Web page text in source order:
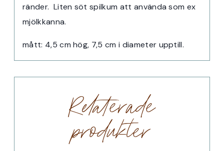
ränder. Liten söt spilkum att använda som ex
mjölkkanna.
mått: 4,5 cm hög, 7,5 cm i diameter upptill.
Relaterade
produkter